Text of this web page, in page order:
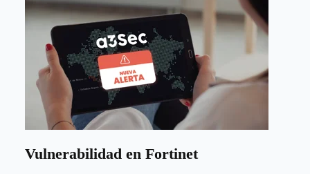
Vulnerabilidad en Fortinet